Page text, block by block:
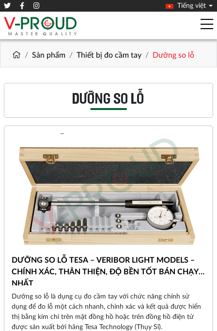
Tiếng việt
Sản phẩm Thiết bị đo cầm tay Dưỡng so lỗ
DƯỠNG SO LỖ
DƯỠNG SO LỖ TESA – VERIBOR LIGHT MODELS –
CHÍNH XÁC, THÂN THIỆN, ĐỘ BỀN TỐT BÁN CHẠY
NHẤT
Dưỡng so lỗ là dụng cụ đo cầm tay với chức năng chính sử
dụng để đo lỗ một cách nhanh, chính xác và kết quả được hiển
thị bằng kim chỉ trên mặt đồng hồ hoặc trên đồng hồ điện tử
được sản xuất bởi hãng Tesa Technology (Thụy Sĩ).